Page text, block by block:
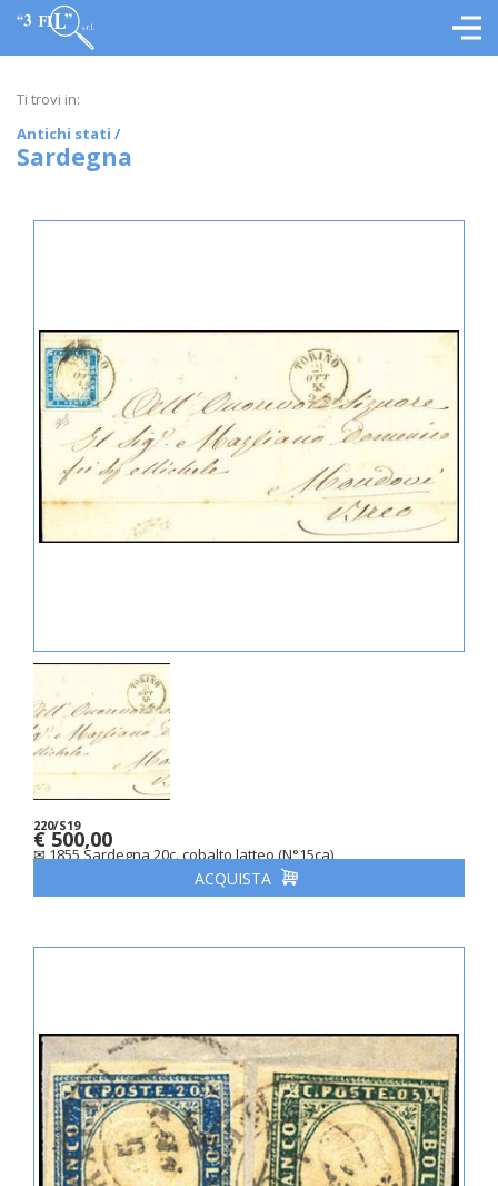
Ti trovi in:
Antichi stati /
Sardegna
220/S19
✉ 1855 Sardegna 20c. cobalto latteo (N°15ca)
€ 500,00
ACQUISTA